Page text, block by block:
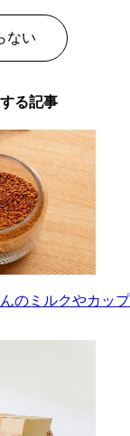
ない
る記事
のミルクやカップ